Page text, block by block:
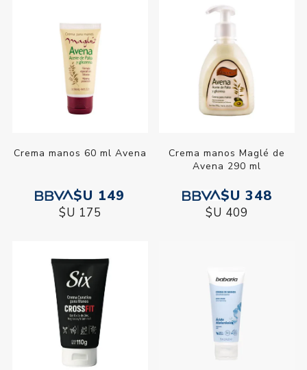
Crema manos 60 ml Avena
$U 149
$U 175
Crema manos Maglé de
Avena 290 ml
$U 348
$U 409